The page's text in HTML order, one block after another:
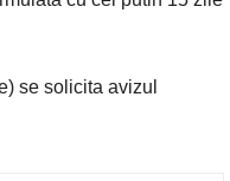
se solicita avizul